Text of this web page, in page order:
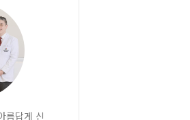
름답게 신